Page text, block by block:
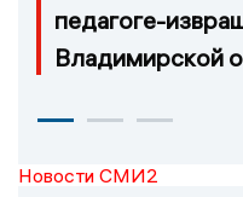
педагоге-
Владимирской
Новости СМИ2